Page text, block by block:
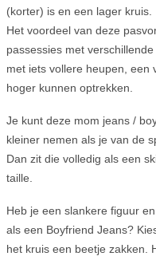
(korter) is en een lager kruis.
Het voordeel van deze
passessies met
met iets vollere heupen, een
hoger kunnen optrekken.
Je kunt deze mom jeans /
kleiner nemen als je van de
Dan zit die volledig als een
taille.
Heb je een slankere figuur
als een Boyfriend Jeans?
het kruis een beetje zakken.